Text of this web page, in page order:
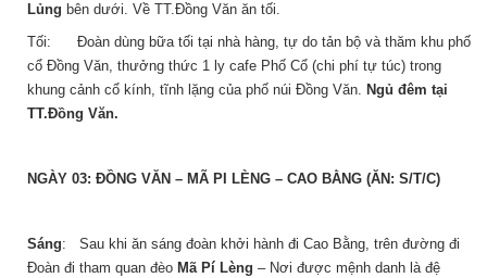
Lủng bên dưới. Về TT.Đồng Văn ăn tối.
Tối: Đoàn dùng bữa tối tại nhà hàng, tự do tản bộ và thăm khu phố
cổ Đồng Văn, thưởng thức 1 ly cafe Phố Cổ (chi phí tự túc) trong
khung cảnh cổ kính, tĩnh lặng của phố núi Đồng Văn. Ngủ đêm tại
TT.Đồng Văn.
NGÀY 03: ĐỒNG VĂN – MÃ PI LÈNG – CAO BẰNG (ĂN: S/T/C)
Sáng: Sau khi ăn sáng đoàn khởi hành đi Cao Bằng, trên đường đi
Đoàn đi tham quan đèo Mã Pí Lèng – Nơi được mệnh danh là đệ